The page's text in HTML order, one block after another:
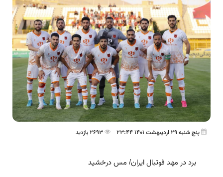
پنج شنبه 29 اردیبهشت 1401 23:44
برد در مهد فوتبال ایران/ مس درخشید